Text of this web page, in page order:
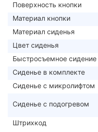
Поверхность кнопки
Материал кнопки
Материал сиденья
Цвет сиденья
Быстросъемное сидение
Сиденье в комплекте
Сиденье с микролифтом
Сиденье с подогревом
Штрихкод